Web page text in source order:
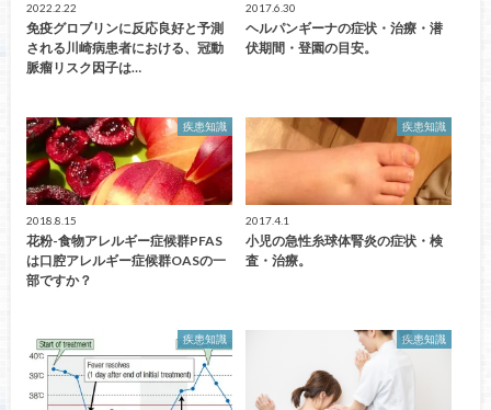
2022.2.22
免疫グロブリンに反応良好と予測
される川崎病患者における、冠動
脈瘤リスク因子は…
2017.6.30
ヘルパンギーナの症状・治療・潜
伏期間・登園の目安。
疾患知識
2018.8.15
花粉-食物アレルギー症候群PFAS
は口腔アレルギー症候群OASの一
部ですか？
疾患知識
2017.4.1
小児の急性糸球体腎炎の症状・検
査・治療。
疾患知識 疾患知識